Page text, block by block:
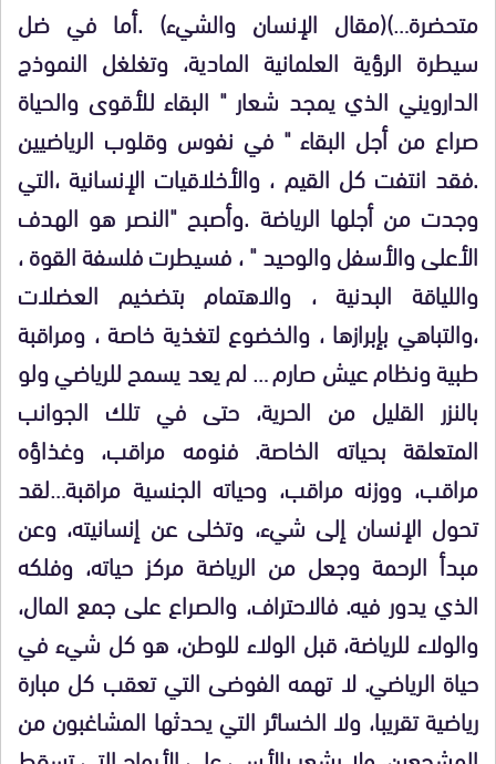
متحضرة…)(مقال الإنسان والشيء) .أما في ضل
سيطرة الرؤية العلمانية المادية، وتغلغل النموذج
الدارويني الذي يمجد شعار " البقاء للأقوى والحياة
صراع من أجل البقاء " في نفوس وقلوب الرياضيين
.فقد انتفت كل القيم ، والأخلاقيات الإنسانية ،التي
وجدت من أجلها الرياضة .وأصبح "النصر هو الهدف
الأعلى والأسفل والوحيد " ، فسيطرت فلسفة القوة ،
واللياقة البدنية ، والاهتمام بتضخيم العضلات
،والتباهي بإبرازها ، والخضوع لتغذية خاصة ، ومراقبة
طبية ونظام عيش صارم … لم يعد يسمح للرياضي ولو
بالنزر القليل من الحرية، حتى في تلك الجوانب
المتعلقة بحياته الخاصة. فنومه مراقب، وغذاؤه
مراقب، ووزنه مراقب، وحياته الجنسية مراقبة…لقد
تحول الإنسان إلى شيء، وتخلى عن إنسانيته، وعن
مبدأ الرحمة وجعل من الرياضة مركز حياته، وفلكه
الذي يدور فيه. فالاحتراف، والصراع على جمع المال،
والولاء للرياضة، قبل الولاء للوطن، هو كل شيء في
حياة الرياضي. لا تهمه الفوضى التي تعقب كل مبارة
رياضية تقريبا، ولا الخسائر التي يحدثها المشاغبون من